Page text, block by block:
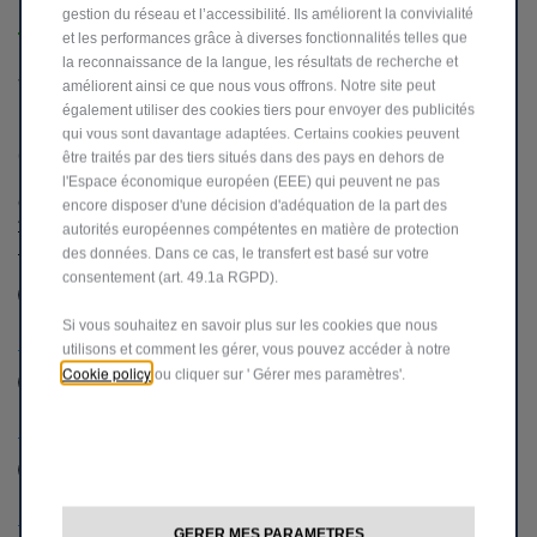
GSM
* Champ obligatoire
Consentement
En soumettant les informations ci-dessus, je confirme que j'ai lu et
compris lapolitique de confidentialité et que je consens au
traitement de mes informations tel qu'il y est décrit et comme
indiqué ci-dessous.
Restons en contact !
J’accepte Je n’accepte pas
gestion du réseau et l’accessibilité. Ils améliorent la convivialité
et les performances grâce à diverses fonctionnalités telles que
la reconnaissance de la langue, les résultats de recherche et
améliorent ainsi ce que nous vous offrons. Notre site peut
également utiliser des cookies tiers pour envoyer des publicités
qui vous sont davantage adaptées. Certains cookies peuvent
être traités par des tiers situés dans des pays en dehors de
l'Espace économique européen (EEE) qui peuvent ne pas
encore disposer d'une décision d'adéquation de la part des
autorités européennes compétentes en matière de protection
des données. Dans ce cas, le transfert est basé sur votre
consentement (art. 49.1a RGPD).
Si vous souhaitez en savoir plus sur les cookies que nous
utilisons et comment les gérer, vous pouvez accéder à notre
Cookie policy ou cliquer sur ' Gérer mes paramètres'.